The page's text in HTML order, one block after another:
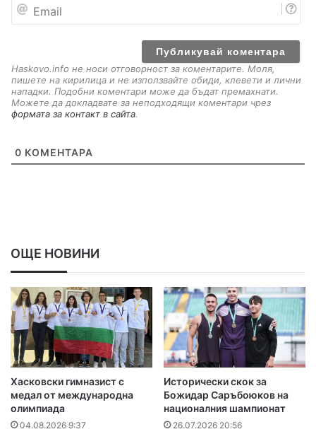
a
Haskovo.info не носи отговорност за коментарите. Моля,
пишете на кирилица и не използвайте обиди, клевети и лични
нападки. Подобни коментари може да бъдат премахнати.
Можете да докладвате за неподходящи коментари чрез
формата за контакт в сайта.
0 КОМЕНТАРА
ОЩЕ НОВИНИ
Хасковски гимназист с
медал от международна
олимпиада
04.08.2026 9:37
Исторически скок за
Божидар Саръбоюков на
националния шампионат
26.07.2026 20:56